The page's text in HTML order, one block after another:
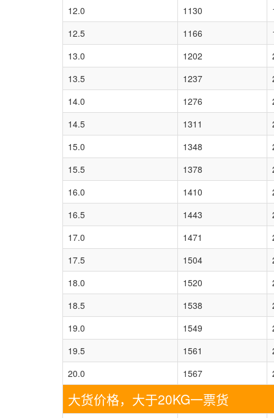
12.0
1130
12.5
1166
13.0
1202
13.5
1237
14.0
1276
14.5
1311
15.0
1348
15.5
1378
16.0
1410
16.5
1443
17.0
1471
17.5
1504
18.0
1520
18.5
1538
19.0
1549
19.5
1561
20.0
1567
大货价格，大于20KG一票货